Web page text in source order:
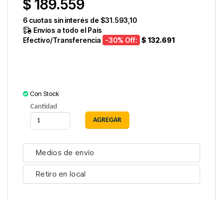
$ 189.559
6 cuotas sin interés de $31.593,10
Envíos a todo el País
Efectivo/Transferencia -30% Off: $ 132.691
Con Stock
Cantidad
Medios de envío
Retiro en local